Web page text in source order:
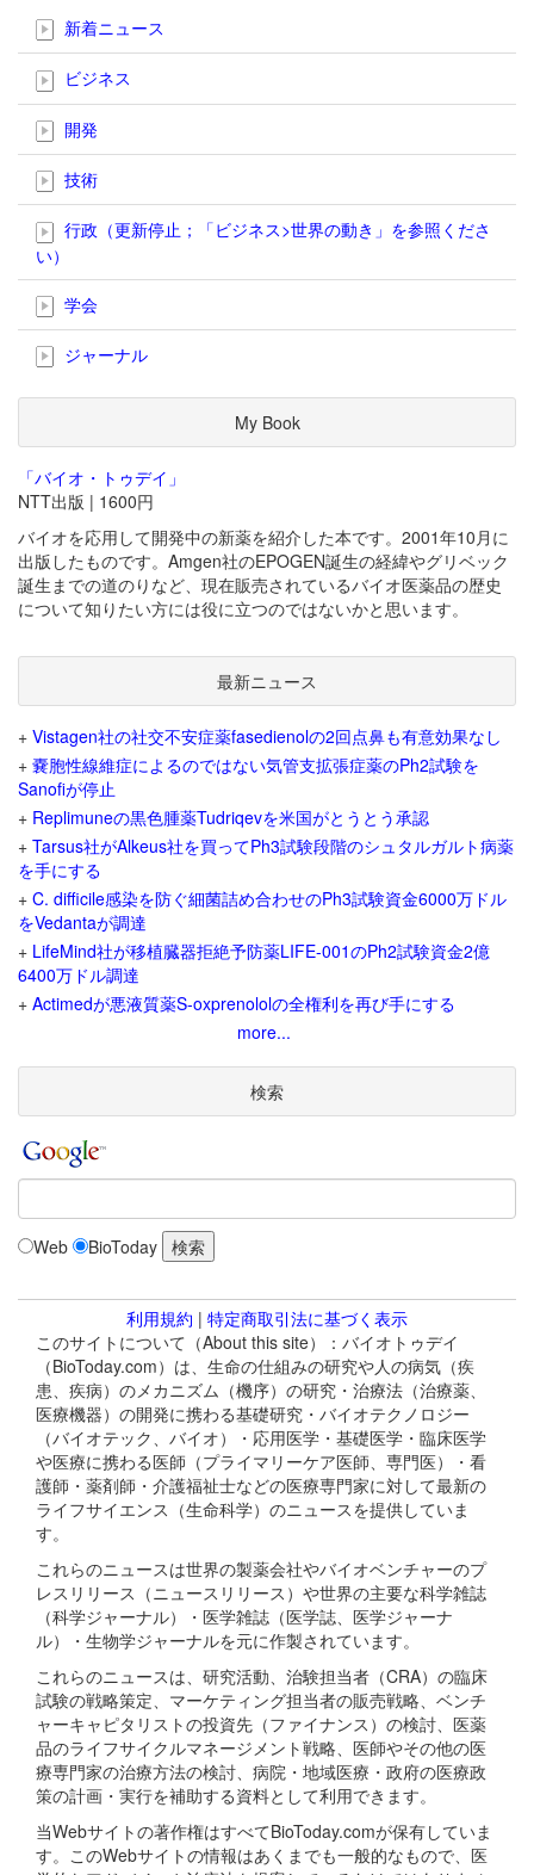
新着ニュース
ビジネス
開発
技術
行政（更新停止；「ビジネス>世界の動き」を参照くださ
い）
学会
ジャーナル
My Book
「バイオ・トゥデイ」
NTT出版 | 1600円
バイオを応用して開発中の新薬を紹介した本です。2001年10月に
出版したものです。Amgen社のEPOGEN誕生の経緯やグリベック
誕生までの道のりなど、現在販売されているバイオ医薬品の歴史
について知りたい方には役に立つのではないかと思います。
最新ニュース
+ Vistagen社の社交不安症薬fasedienolの2回点鼻も有意効果なし
+ 嚢胞性線維症によるのではない気管支拡張症薬のPh2試験を
Sanofiが停止
+ Replimuneの黒色腫薬Tudriqevを米国がとうとう承認
+ Tarsus社がAlkeus社を買ってPh3試験段階のシュタルガルト病薬
を手にする
+ C. difficile感染を防ぐ細菌詰め合わせのPh3試験資金6000万ドル
をVedantaが調達
+ LifeMind社が移植臓器拒絶予防薬LIFE-001のPh2試験資金2億
6400万ドル調達
+ Actimedが悪液質薬S-oxprenololの全権利を再び手にする
more...
検索
Web BioToday
利用規約 | 特定商取引法に基づく表示
このサイトについて（About this site）：バイオトゥデイ
（BioToday.com）は、生命の仕組みの研究や人の病気（疾
患、疾病）のメカニズム（機序）の研究・治療法（治療薬、
医療機器）の開発に携わる基礎研究・バイオテクノロジー
（バイオテック、バイオ）・応用医学・基礎医学・臨床医学
や医療に携わる医師（プライマリーケア医師、専門医）・看
護師・薬剤師・介護福祉士などの医療専門家に対して最新の
ライフサイエンス（生命科学）のニュースを提供していま
す。
これらのニュースは世界の製薬会社やバイオベンチャーのプ
レスリリース（ニュースリリース）や世界の主要な科学雑誌
（科学ジャーナル）・医学雑誌（医学誌、医学ジャーナ
ル）・生物学ジャーナルを元に作製されています。
これらのニュースは、研究活動、治験担当者（CRA）の臨床
試験の戦略策定、マーケティング担当者の販売戦略、ベンチ
ャーキャピタリストの投資先（ファイナンス）の検討、医薬
品のライフサイクルマネージメント戦略、医師やその他の医
療専門家の治療方法の検討、病院・地域医療・政府の医療政
策の計画・実行を補助する資料として利用できます。
当Webサイトの著作権はすべてBioToday.comが保有していま
す。このWebサイトの情報はあくまでも一般的なもので、医